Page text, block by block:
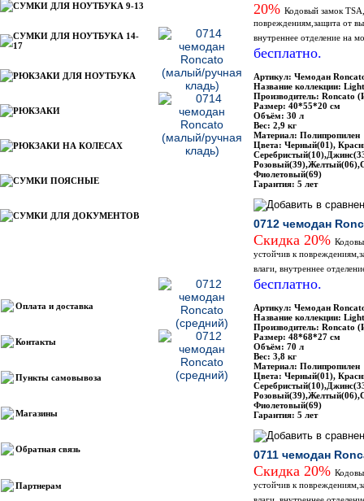
СУМКИ ДЛЯ НОУТБУКА 9-13
СУМКИ ДЛЯ НОУТБУКА 14-
17
РЮКЗАКИ ДЛЯ НОУТБУКА
РЮКЗАКИ
РЮКЗАКИ НА КОЛЕСАХ
СУМКИ ПОЯСНЫЕ
СУМКИ ДЛЯ ДОКУМЕНТОВ
Оплата и доставка
Контакты
Пункты самовывоза
Магазины
Обратная связь
Партнерам
20% Кодовый замок
повреждениям,защита от
внутреннее отделение на
бесплатно.
Артикул: Чемодан
Название коллекции: Light
Производитель: Roncato
Размер: 40*55*20 см
Объём: 30 л
Вес: 2,9 кг
Материал: Полипропилен
Цвета: Черный(01),
Фиолетовый(69)
Гарантия: 5 лет
0712 чемодан
Скидка 20%
устойчив к
влаги, внутреннее
бесплатно.
Артикул: Чемодан
Название коллекции: Light
Производитель: Roncato
Размер: 48*68*27 см
Объём: 70 л
Вес: 3,8 кг
Материал: Полипропилен
Цвета: Черный(01),
Фиолетовый(69)
Гарантия: 5 лет
0711 чемодан
Скидка 20%
устойчив к